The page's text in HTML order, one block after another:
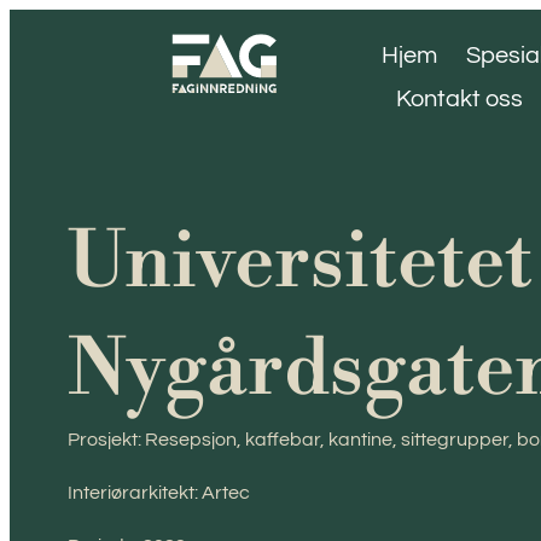
Hjem
Kontakt oss
Universitetet
Prosjekt: Resepsjon, kaffebar, kantine, sittegrupper,
Interiørarkitekt: Artec